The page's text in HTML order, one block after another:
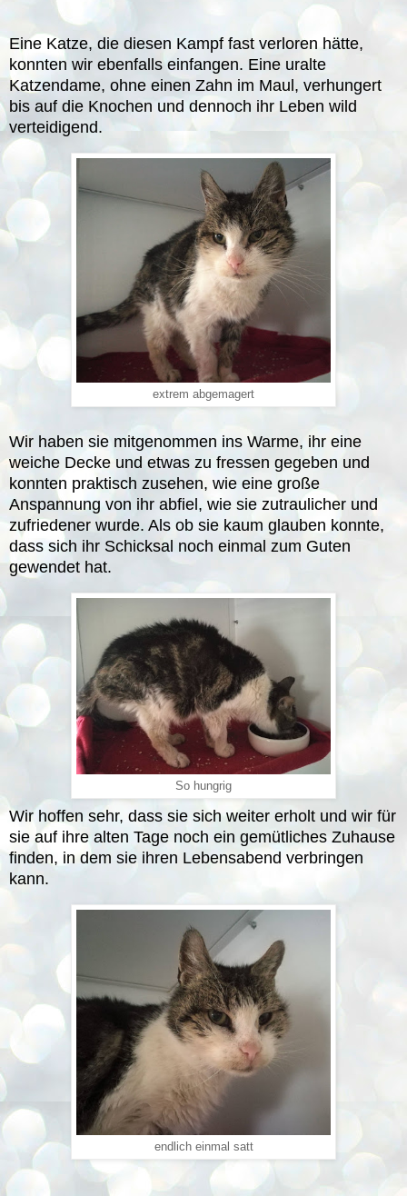
Eine Katze, die diesen Kampf fast verloren hätte,
konnten wir ebenfalls einfangen. Eine uralte
Katzendame, ohne einen Zahn im Maul, verhungert
bis auf die Knochen und dennoch ihr Leben wild
verteidigend.
extrem abgemagert
Wir haben sie mitgenommen ins Warme, ihr eine
weiche Decke und etwas zu fressen gegeben und
konnten praktisch zusehen, wie eine große
Anspannung von ihr abfiel, wie sie zutraulicher und
zufriedener wurde. Als ob sie kaum glauben konnte,
dass sich ihr Schicksal noch einmal zum Guten
gewendet hat.
So hungrig
Wir hoffen sehr, dass sie sich weiter erholt und wir für
sie auf ihre alten Tage noch ein gemütliches Zuhause
finden, in dem sie ihren Lebensabend verbringen
kann.
endlich einmal satt